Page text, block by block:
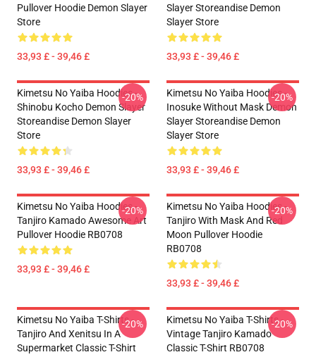
Pullover Hoodie Demon Slayer
Store
33,93 £ - 39,46 £
Slayer Storeandise Demon
Slayer Store
33,93 £ - 39,46 £
Kimetsu No Yaiba Hoodies -
Shinobu Kocho Demon Slayer
Storeandise Demon Slayer
Store
33,93 £ - 39,46 £
-20%
Kimetsu No Yaiba Hoodies -
Inosuke Without Mask Demon
Slayer Storeandise Demon
Slayer Store
33,93 £ - 39,46 £
-20%
Kimetsu No Yaiba Hoodies -
Tanjiro Kamado Awesome Art
Pullover Hoodie RB0708
33,93 £ - 39,46 £
-20%
Kimetsu No Yaiba Hoodies -
Tanjiro With Mask And Red
Moon Pullover Hoodie
RB0708
33,93 £ - 39,46 £
-20%
Kimetsu No Yaiba T-Shirts -
Tanjiro And Xenitsu In A
Supermarket Classic T-Shirt
-20%
Kimetsu No Yaiba T-Shirts -
Vintage Tanjiro Kamado
Classic T-Shirt RB0708
-20%